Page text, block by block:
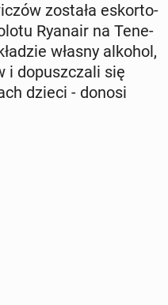
została eskor­to­
Ryanair na Te­ne­
własny alkohol,
i do­pusz­cza­li się
dzieci - donosi